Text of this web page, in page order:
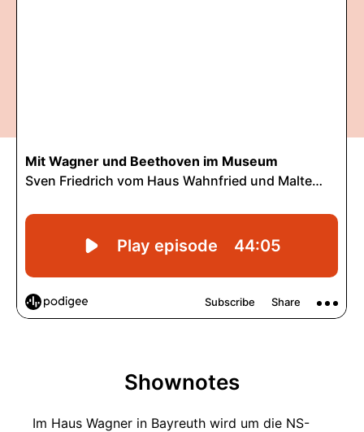
Shownotes
Im Haus Wagner in Bayreuth wird um die NS-